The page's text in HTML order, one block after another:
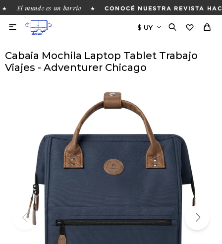
El mundo es un barrio. CONOCÉ NUESTRA REVISTA

Cabaia Mochila Laptop Tablet Trabajo
Viajes - Adventurer Chicago